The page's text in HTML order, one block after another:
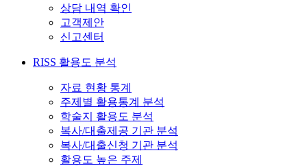
상담 내역 확인
고객제안
신고센터
RISS 활용도 분석
자료 현황 통계
주제별 활용통계 분석
학술지 활용도 분석
복사/대출제공 기관 분석
복사/대출신청 기관 분석
활용도 높은 주제